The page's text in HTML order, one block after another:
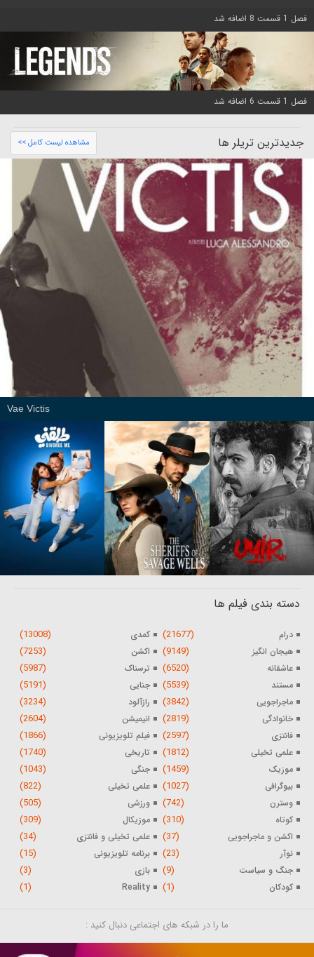
فصل 1 قسمت 8 اضافه شد
فصل 1 قسمت 6 اضافه شد
جدیدترین تریلر ها مشاهده لیست کامل >>
Vae Victis
دسته بندی فیلم ها
درام (21677) کمدی (13008)
هیجان انگیز (9149) اکشن (7253)
عاشقانه (6520) ترسناک (5987)
مستند (5539) جنایی (5191)
ماجراجویی (3842) رازآلود (3234)
خانوادگی (2819) انیمیشن (2604)
فانتزی (2597) فیلم تلویزیونی (1866)
علمی تخیلی (1812) تاریخی (1740)
موزیک (1459) جنگی (1043)
بیوگرافی (1027) علمی تخیلی (822)
وسترن (742) ورزشی (505)
کوتاه (310) موزیکال (309)
اکشن و ماجراجویی (37) علمی تخیلی و فانتزی (34)
نوآر (23) برنامه تلویزیونی (15)
جنگ و سیاست (9) بازی (3)
کودکان (1)
Reality
(1)
ما را در شبکه های اجتماعی دنبال کنید :